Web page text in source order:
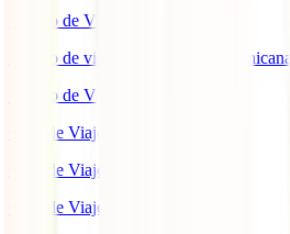
Seguro de Viaje a China
Seguro de viaje a República Dominicana
Seguro de Viaje a Colombia
Guía de Viaje a Estados Unidos
Guía de Viaje a México
Guía de Viaje a Marruecos